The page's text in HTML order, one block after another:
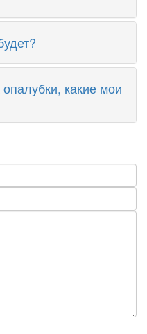
опалубки, какие мои